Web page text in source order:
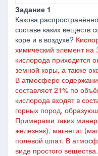
Задание 1
Какова
составе каких веществ
коре и в воздухе?
химический элемент
кислорода приходится
земной коры, а также
В атмосфере
составляет 21% по
кислорода входят в
горных пород,
Примерами таких
железняк), магнетит
полевой шпат. В
виде простого вещества.